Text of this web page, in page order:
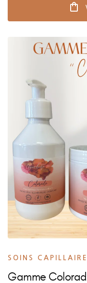
shopping_bag
SOINS
Gamme